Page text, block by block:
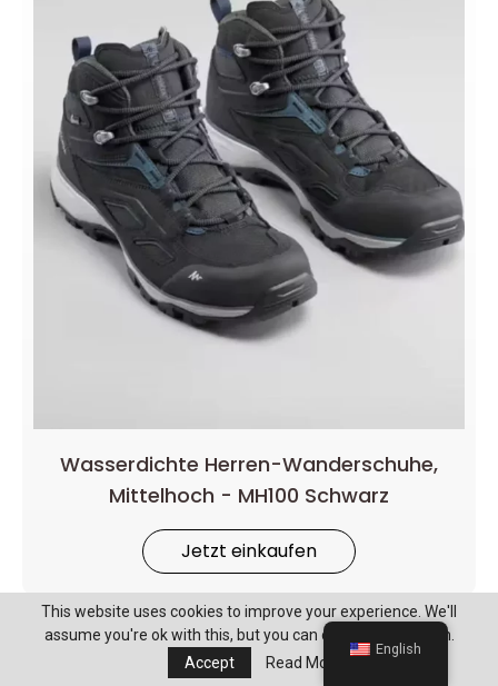
Wasserdichte Herren-Wanderschuhe,
Mittelhoch - MH100 Schwarz
Jetzt einkaufen
This website uses cookies to improve your experience. We'll
assume you're ok with this, but you can opt-out if you wish.
Accept
Read More
English